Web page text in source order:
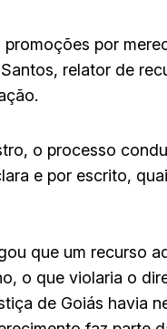
por
relator de
o processo
e por escrito,
que um recurso
o que violaria o
de Goiás havia